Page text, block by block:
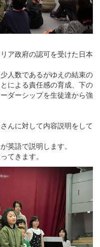
ア政府の認可を受けた日本
人数であるがゆえの結束の
による責任感の育成、下の
ダーシップを生徒達から強
んに対して内容説明をして
英語で説明します。
てきます。